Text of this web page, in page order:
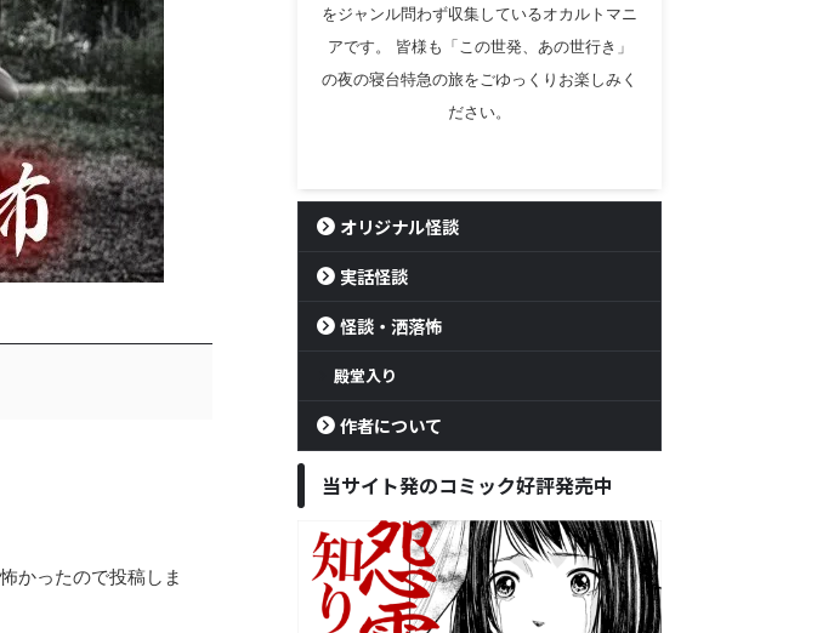
かったので投稿しま
をジャンル問わず収集しているオカルトマニ
アです。 皆様も「この世発、あの世行き」
の夜の寝台特急の旅をごゆっくりお楽しみく
ださい。
オリジナル怪談
実話怪談
怪談・洒落怖
殿堂入り
作者について
当サイト発のコミック好評発売中